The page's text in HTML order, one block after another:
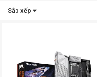
Sắp xếp